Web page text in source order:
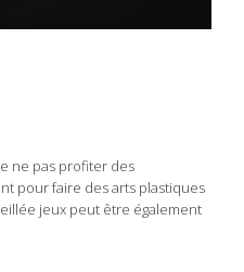
ne pas profiter des
pour faire des arts plastiques
jeux peut être également